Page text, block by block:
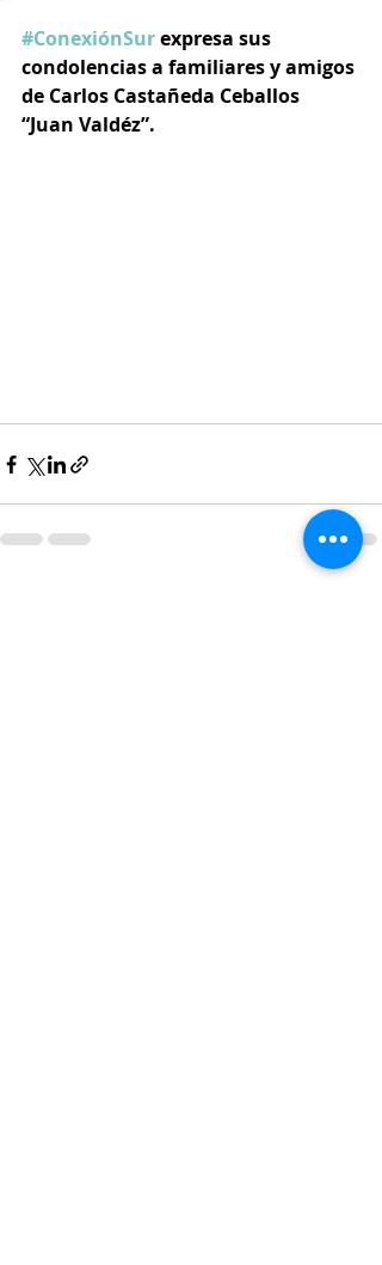
#ConexiónSur expresa sus
condolencias a familiares y amigos
de Carlos Castañeda Ceballos
“Juan Valdéz”.